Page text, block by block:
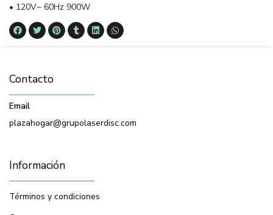
• 120V~ 60Hz 900W
Contacto
Email
plazahogar@grupolaserdisc.com
Información
Términos y condiciones